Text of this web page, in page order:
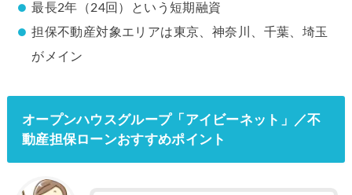
最長2年（24回）という短期融資
担保不動産対象エリアは東京、神奈川、千葉、埼玉
がメイン
オープンハウスグループ「アイビーネット」／不
動産担保ローンおすすめポイント